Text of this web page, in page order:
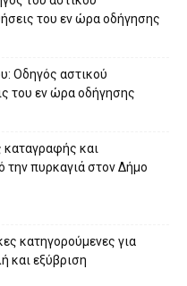
του εν ώρα οδήγησης
Οδηγός αστικού
του εν ώρα οδήγησης
καταγραφής και
πυρκαγιά στον Δήμο
κατηγορούμενες για
και εξύβριση